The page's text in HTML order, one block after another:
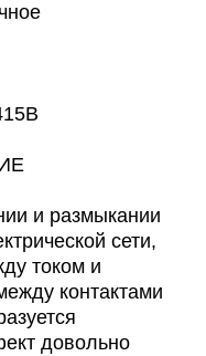
и размыкании
сети,
током и
контактами
довольно